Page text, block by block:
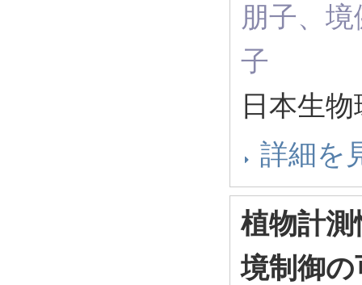
朋子、
子
日本生
詳細を
植物計
境制御